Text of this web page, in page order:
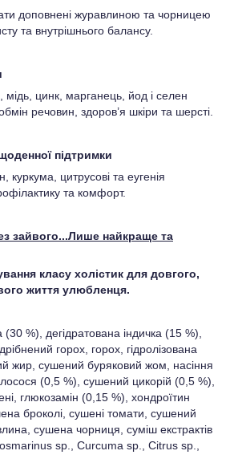
доповнені журавлиною та чорницею
та внутрішнього балансу.
мідь, цинк, марганець, йод і селен
речовин, здоров’я шкіри та шерсті.
підтримки
цитрусові та еугенія
та комфорт.
зайвого...Лише найкраще та
класу холістик для довгого,
життя улюбленця.
(30 %), дегідратована індичка (15 %),
горох, горох, гідролізована
жир, сушений буряковий жом, насіння
(0,5 %), сушений цикорій (0,5 %),
глюкозамін (0,15 %), хондроїтин
броколі, сушені томати, сушений
сушена чорниця, суміш екстрактів
sp., Curcuma sp., Citrus sp.,